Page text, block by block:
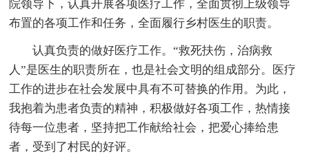
院领导下，认真开展各项医疗工作，全面贯彻上级领导
布置的各项工作和任务，全面履行乡村医生的职责。
认真负责的做好医疗工作。“救死扶伤，治病救
人”是医生的职责所在，也是社会文明的组成部分。医疗
工作的进步在社会发展中具有不可替换的作用。为此，
我抱着为患者负责的精神，积极做好各项工作，热情接
待每一位患者，坚持把工作献给社会，把爱心捧给患
者，受到了村民的好评。